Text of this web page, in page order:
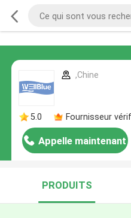
,Chine
5.0 Fournisseur
Appelle maintenant
PRODUITS